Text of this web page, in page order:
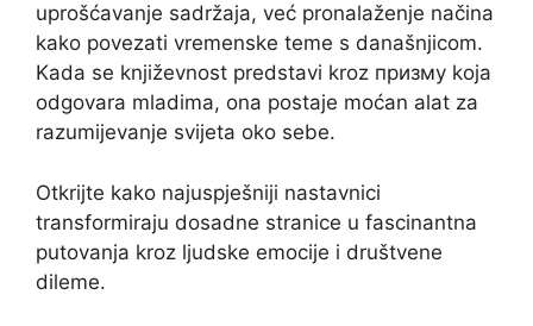
uprošćavanje sadržaja, već pronalaženje načina
kako povezati vremenske teme s današnjicom.
Kada se književnost predstavi kroz призму koja
odgovara mladima, ona postaje moćan alat za
razumijevanje svijeta oko sebe.
Otkrijte kako najuspješniji nastavnici
transformiraju dosadne stranice u fascinantna
putovanja kroz ljudske emocije i društvene
dileme.